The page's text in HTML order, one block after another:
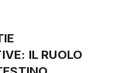
IL RUOLO